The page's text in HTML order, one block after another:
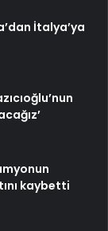
İtalya’ya
kaybetti